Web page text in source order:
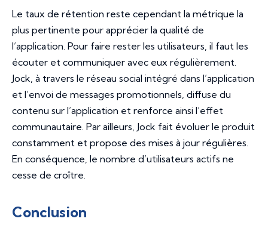
Le taux de rétention reste cependant la métrique la
plus pertinente pour apprécier la qualité de
l’application. Pour faire rester les utilisateurs, il faut les
écouter et communiquer avec eux régulièrement.
Jock, à travers le réseau social intégré dans l’application
et l’envoi de messages promotionnels, diffuse du
contenu sur l’application et renforce ainsi l’effet
communautaire. Par ailleurs, Jock fait évoluer le produit
constamment et propose des mises à jour régulières.
En conséquence, le nombre d’utilisateurs actifs ne
cesse de croître.
Conclusion